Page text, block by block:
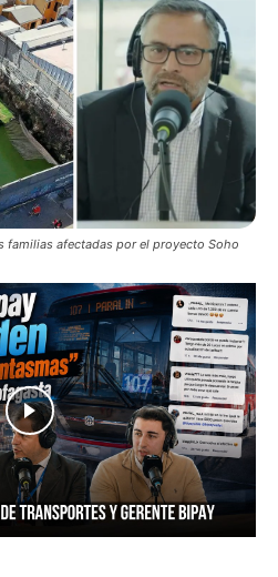
familias afectadas por el proyecto Soho